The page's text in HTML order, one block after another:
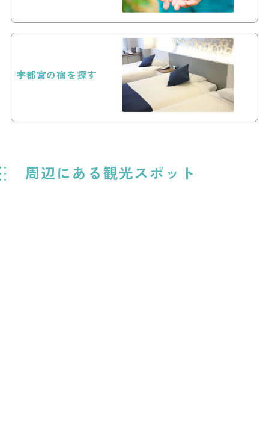
宇都宮の宿を探す
周辺にある観光スポット